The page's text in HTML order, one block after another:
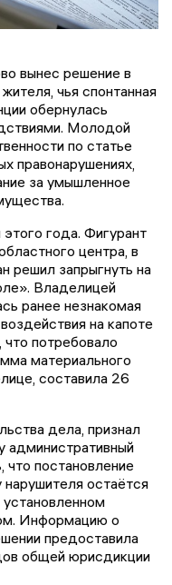
вынес решение в
чья спонтанная
обернулась
Молодой
по статье
правонарушениях,
за умышленное
года. Фигурант
центра, в
решил запрыгнуть на
Владелицей
ранее незнакомая
на капоте
потребовало
материального
составила 26
дела, признал
административный
постановление
остаётся
Информацию о
предоставила
общей юрисдикции